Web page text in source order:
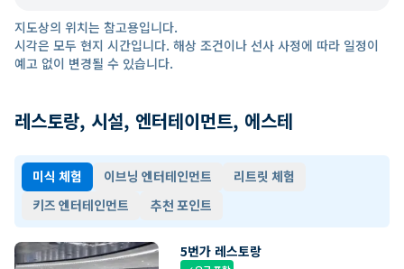
지도상의 위치는 참고용입니다.
시각은 모두 현지 시간입니다. 해상 조건이나 선사 사정에 따라 일정이
예고 없이 변경될 수 있습니다.
레스토랑, 시설, 엔터테이먼트, 에스테
미식 체험 이브닝 엔터테인먼트
리트릿 체험
키즈 엔터테인먼트
추천 포인트
5번가 레스토랑